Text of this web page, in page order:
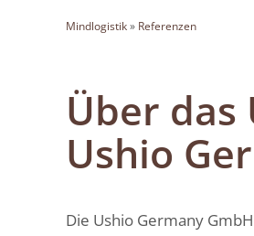
Mindlogistik» Referenzen
Über
Ushio
Die Ushio Germany